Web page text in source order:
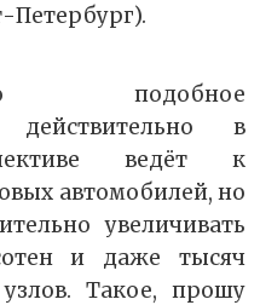
Петербург).
подобное
действительно в
ведёт к
автомобилей, но
увеличивать
и даже тысяч
Такое, прошу